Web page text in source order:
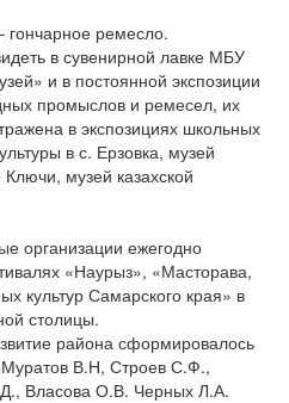
ремесло.
в сувенирной лавке МБУ
и в постоянной экспозиции
промыслов и ремесел, их
в экспозициях школьных
в с. Ерзовка, музей
музей казахской
организации ежегодно
«Наурыз», «Масторава,
культур Самарского края» в
столицы.
района сформировалось
В.Н, Строев С.Ф.,
Власова О.В. Черных Л.А.